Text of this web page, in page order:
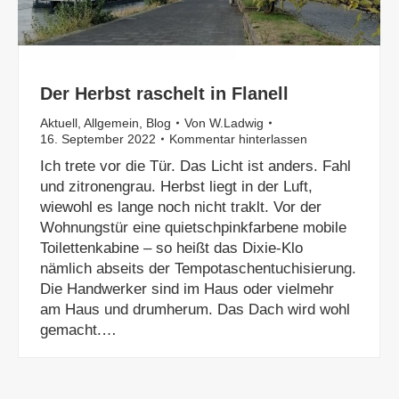
Der Herbst raschelt in Flanell
Aktuell Allgemein Blog Von W.Ladwig
16. September 2022
Kommentar hinterlassen
Ich trete vor die Tür. Das Licht ist anders. Fahl
und zitronengrau. Herbst liegt in der Luft,
wiewohl es lange noch nicht traklt. Vor der
Wohnungstür eine quietschpinkfarbene mobile
Toilettenkabine – so heißt das Dixie-Klo
nämlich abseits der Tempotaschentuchisierung.
Die Handwerker sind im Haus oder vielmehr
am Haus und drumherum. Das Dach wird wohl
gemacht.…